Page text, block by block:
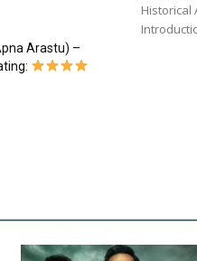
Historical
Arastu) –